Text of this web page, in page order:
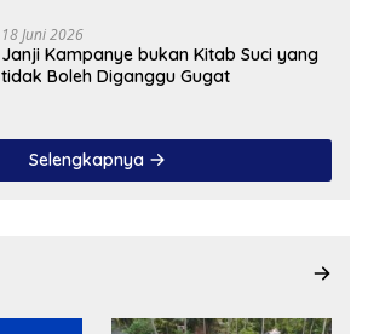
18 Juni 2026
Janji Kampanye bukan Kitab Suci yang
tidak Boleh Diganggu Gugat
Selengkapnya